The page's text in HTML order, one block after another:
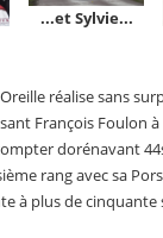
...et Sylvie...
Oreille réalise sans
François Foulon
dorénavant
rang avec sa
à plus de cinquante